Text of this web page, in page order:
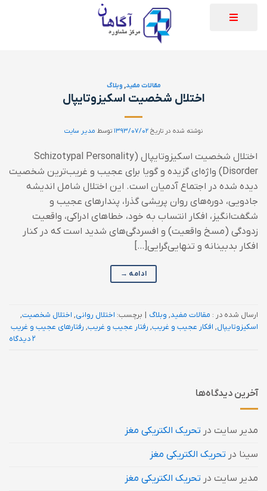
مقالات مفید, وبلاگ
اختلال شخصیت اسکیزوتایپال
نوشته شده در تاریخ ۱۳۹۳/۰۷/۰۲ توسط مدیر سایت
اختلال شخصیت اسکیزوتایپال (Schizotypal Personality
Disorder) واژه‌ای گزیده و گویا برای عجیب و غریب‌ترین شخصیت
دیده شده در اجتماع آدمیان است. این اختلال شامل اندیشه
جادویی، دوره‌های روان پریشی گذرا، پندارهای عجیب و
شگفت‌انگیز، افکار انتساب به خود، خطاهای ادراکی، واقعیت
زدودگی (مسخ واقعیت) و افسردگی‌های شدید است که در کنار
افکار بدبینانه و تنهایی‌گرایی[…]
ادامه →
ارسال شده در : مقالات مفید, وبلاگ | برچسب: اختلال روانی, اختلال شخصیت,
اسکیزوتایپال, افکار عجیب و غریب, رفتار عجیب و غریب, رفتارهای عجیب و غریب
2 دیدگاه
آخرین دیدگاه‌ها
مدیر سایت در تحریک الکتریکی مغز
سینا در تحریک الکتریکی مغز
مدیر سایت در تحریک الکتریکی مغز